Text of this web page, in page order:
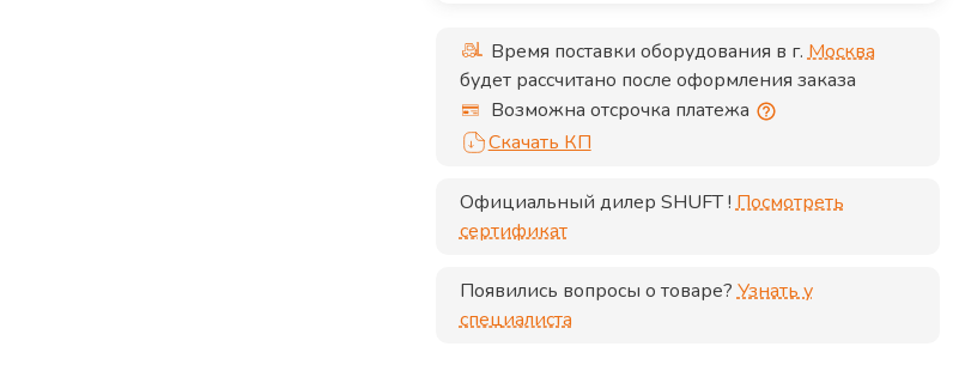
Время поставки оборудования в г.Москва
будет рассчитано после оформления заказа
Возможна отсрочка платежа
Скачать КП
Официальный дилер SHUFT! Посмотреть
сертификат
Появились вопросы о товаре? Узнать у
специалиста